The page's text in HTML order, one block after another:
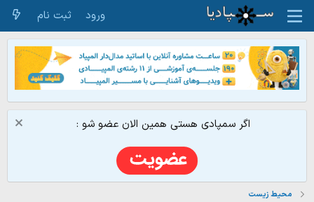
ورود ثبت نام
اگر سمپادی هستی همین الان عضو شو :
محیط زیست